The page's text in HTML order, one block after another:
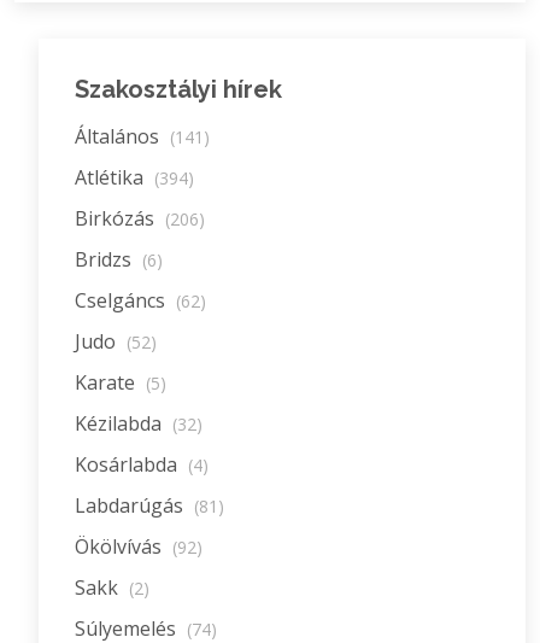
Szakosztályi hírek
Általános (141)
Atlétika (394)
Birkózás (206)
Bridzs (6)
Cselgáncs (62)
Judo (52)
Karate (5)
Kézilabda (32)
Kosárlabda (4)
Labdarúgás (81)
Ökölvívás (92)
Sakk (2)
Súlyemelés (74)